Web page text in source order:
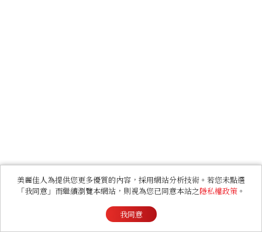
美麗佳人為提供您更多優質的內容，採用網站分析技術。若您未點選
「我同意」而繼續瀏覽本網站，則視為您已同意本站之隱私權政策 。
我同意